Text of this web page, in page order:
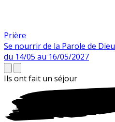
Prière
Se nourrir de la Parole de Dieu
du 14/05 au 16/05/2027
Ils ont fait un séjour